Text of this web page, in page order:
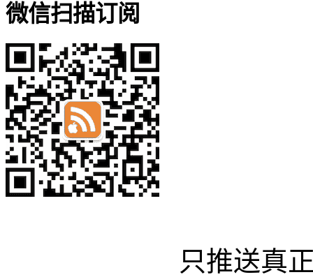
微信扫描订阅
只推送真